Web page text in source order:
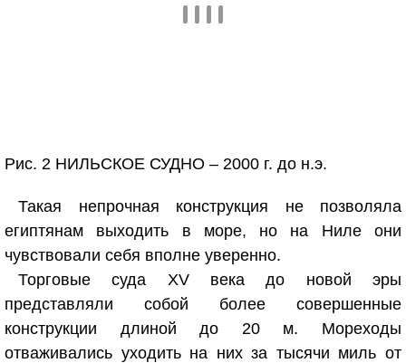
Рис. 2 НИЛЬСКОЕ СУДНО – 2000 г. до н.э.
Такая непрочная конструкция не позволяла
египтянам выходить в море, но на Ниле они
чувствовали себя вполне уверенно.
Торговые суда XV века до новой эры
представляли собой более совершенные
конструкции длиной до 20 м. Мореходы
отваживались уходить на них за тысячи миль от